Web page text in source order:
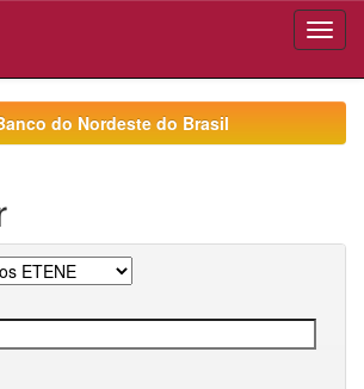
do Nordeste do Brasil